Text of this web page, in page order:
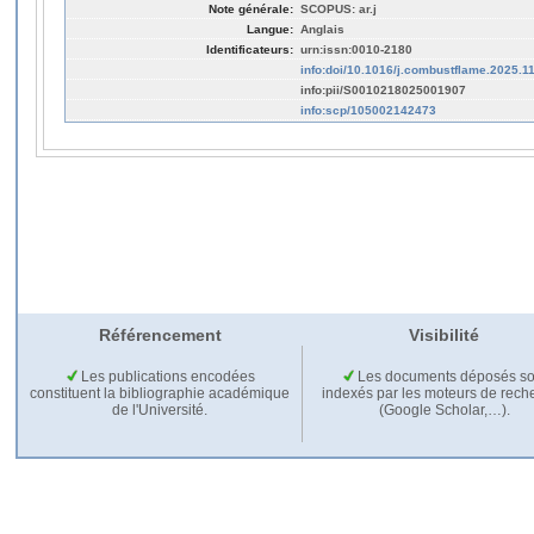
Note générale: SCOPUS: ar.j
Langue: Anglais
Identificateurs: urn:issn:0010-2180
info:doi/10.1016/
info:pii/S0010218025001907
info:scp/105002142473
Référencement Visibilité
Les publications encodées
constituent la bibliographie académique
de l'Université.
Les documents déposés
indexés par les moteurs de
(Google Scholar,…).